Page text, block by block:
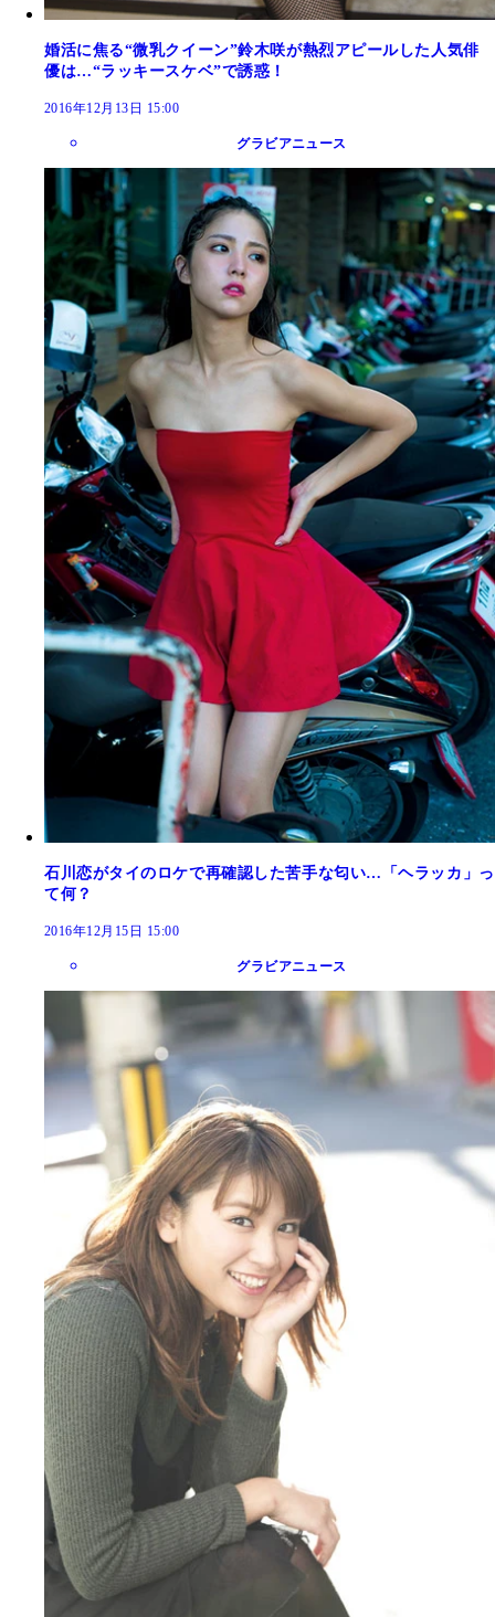
婚活に焦る“微乳クイーン”鈴木咲が熱烈アピールした人気俳
優は…“ラッキースケベ”で誘惑！
2016年12月13日 15:00
グラビアニュース
石川恋がタイのロケで再確認した苦手な匂い…「ヘラッカ」っ
て何？
2016年12月15日 15:00
グラビアニュース